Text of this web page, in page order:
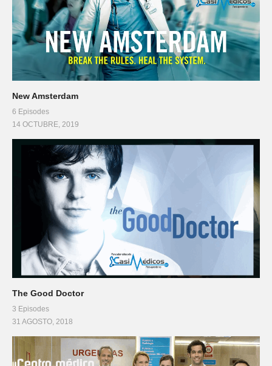
New Amsterdam
6 Episodes
14 OCTUBRE, 2019
The Good Doctor
3 Episodes
31 AGOSTO, 2018